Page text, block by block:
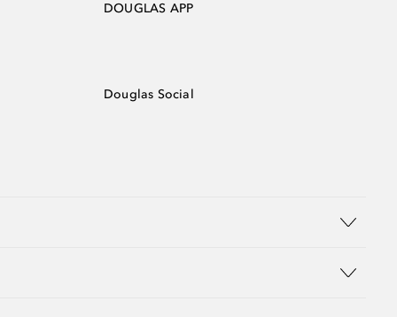
DOUGLAS APP
Douglas Social